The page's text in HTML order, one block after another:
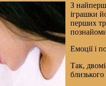
З
іграшки
перших
Емоції і
Так,